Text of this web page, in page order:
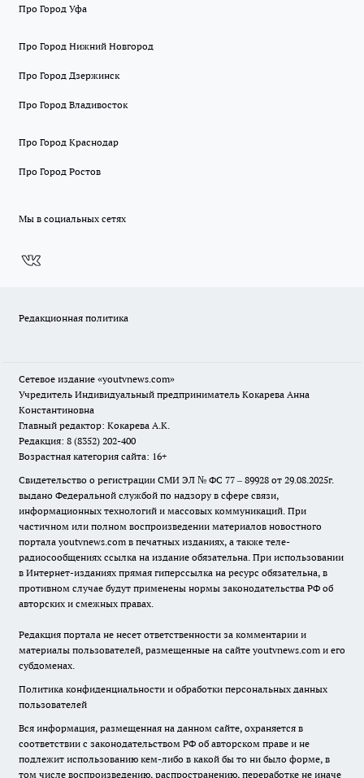
Про Город Уфа
Про Город Нижний Новгород
Про Город Дзержинск
Про Город Владивосток
Про Город Краснодар
Про Город Ростов
Мы в социальных сетях
Редакционная политика
Сетевое издание «youtvnews.com»
Учредитель Индивидуальный предприниматель Кокарева Анна
Константиновна
Главный редактор: Кокарева А.К.
Редакция: 8 (8352) 202-400
Возрастная категория сайта: 16+
Свидетельство о регистрации СМИ ЭЛ № ФС 77 – 89928 от 29.08.2025г.
выдано Федеральной службой по надзору в сфере связи,
информационных технологий и массовых коммуникаций. При
частичном или полном воспроизведении материалов новостного
портала youtvnews.com в печатных изданиях, а также теле-
радиосообщениях ссылка на издание обязательна. При использовании
в Интернет-изданиях прямая гиперссылка на ресурс обязательна, в
противном случае будут применены нормы законодательства РФ об
авторских и смежных правах.
Редакция портала не несет ответственности за комментарии и
материалы пользователей, размещенные на сайте youtvnews.com и его
субдоменах.
Политика конфиденциальности и обработки персональных данных
пользователей
Вся информация, размещенная на данном сайте, охраняется в
соответствии с законодательством РФ об авторском праве и не
подлежит использованию кем-либо в какой бы то ни было форме, в
том числе воспроизведению, распространению, переработке не иначе